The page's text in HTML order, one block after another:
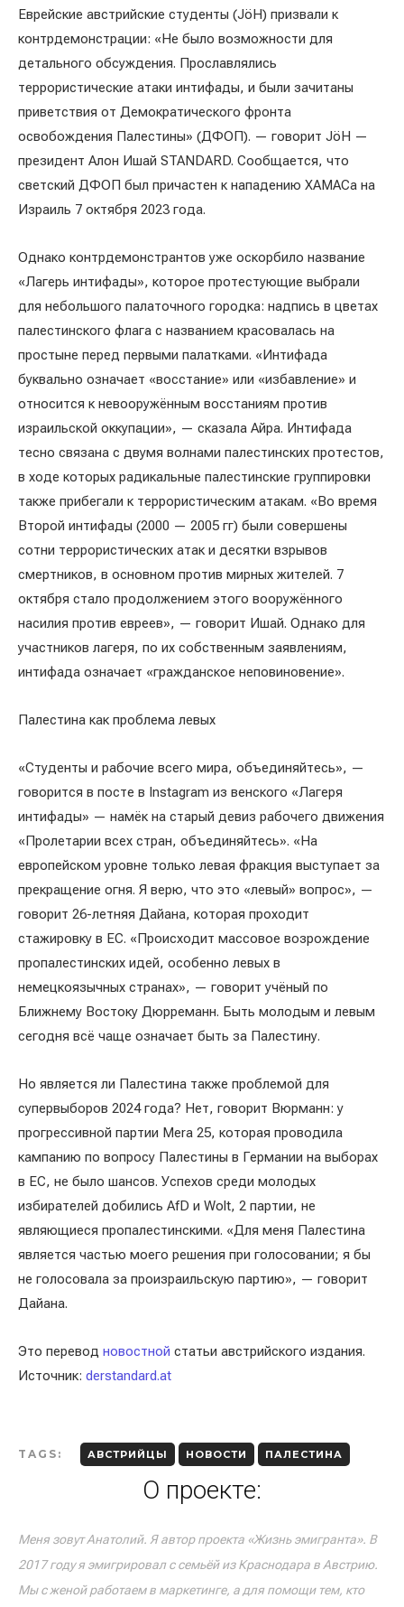
Еврейские австрийские студенты (JöH) призвали к
контрдемонстрации: «Не было возможности для
детального обсуждения. Прославлялись
террористические атаки интифады, и были зачитаны
приветствия от Демократического фронта
освобождения Палестины» (ДФОП). — говорит JöH —
президент Алон Ишай STANDARD. Сообщается, что
светский ДФОП был причастен к нападению ХАМАСа на
Израиль 7 октября 2023 года.
Однако контрдемонстрантов уже оскорбило название
«Лагерь интифады», которое протестующие выбрали
для небольшого палаточного городка: надпись в цветах
палестинского флага с названием красовалась на
простыне перед первыми палатками. «Интифада
буквально означает «восстание» или «избавление» и
относится к невооружённым восстаниям против
израильской оккупации», — сказала Айра. Интифада
тесно связана с двумя волнами палестинских протестов,
в ходе которых радикальные палестинские группировки
также прибегали к террористическим атакам. «Во время
Второй интифады (2000 — 2005 гг) были совершены
сотни террористических атак и десятки взрывов
смертников, в основном против мирных жителей. 7
октября стало продолжением этого вооружённого
насилия против евреев», — говорит Ишай. Однако для
участников лагеря, по их собственным заявлениям,
интифада означает «гражданское неповиновение».
Палестина как проблема левых
«Студенты и рабочие всего мира, объединяйтесь», —
говорится в посте в Instagram из венского «Лагеря
интифады» — намёк на старый девиз рабочего движения
«Пролетарии всех стран, объединяйтесь». «На
европейском уровне только левая фракция выступает за
прекращение огня. Я верю, что это «левый» вопрос», —
говорит 26-летняя Дайана, которая проходит
стажировку в ЕС. «Происходит массовое возрождение
пропалестинских идей, особенно левых в
немецкоязычных странах», — говорит учёный по
Ближнему Востоку Дюрреманн. Быть молодым и левым
сегодня всё чаще означает быть за Палестину.
Но является ли Палестина также проблемой для
супервыборов 2024 года? Нет, говорит Вюрманн: у
прогрессивной партии Mera 25, которая проводила
кампанию по вопросу Палестины в Германии на выборах
в ЕС, не было шансов. Успехов среди молодых
избирателей добились AfD и Wolt, 2 партии, не
являющиеся пропалестинскими. «Для меня Палестина
является частью моего решения при голосовании; я бы
не голосовала за произраильскую партию», — говорит
Дайана.
Это перевод новостной статьи австрийского издания.
Источник: derstandard.at
TAGS: АВСТРИЙЦЫ НОВОСТИ ПАЛЕСТИНА
О проекте:
Меня зовут Анатолий. Я автор проекта «Жизнь эмигранта». В
2017 году я эмигрировал с семьёй из Краснодара в Австрию.
Мы с женой работаем в маркетинге, а для помощи тем, кто